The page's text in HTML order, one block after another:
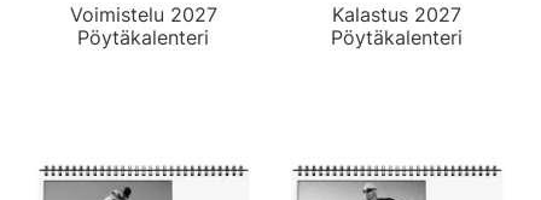
Voimistelu 2027
Pöytäkalenteri
Kalastus 2027
Pöytäkalenteri